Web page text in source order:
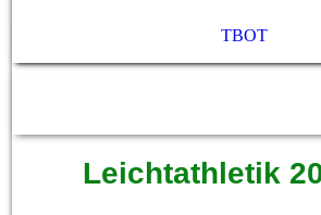
TBOT
Leichtathletik